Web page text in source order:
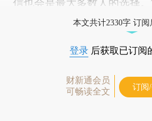
信也会是最大多数人的选择。
本文共计2330字 订
登录 后获取已订阅
财新通会员
可畅读全文
订阅